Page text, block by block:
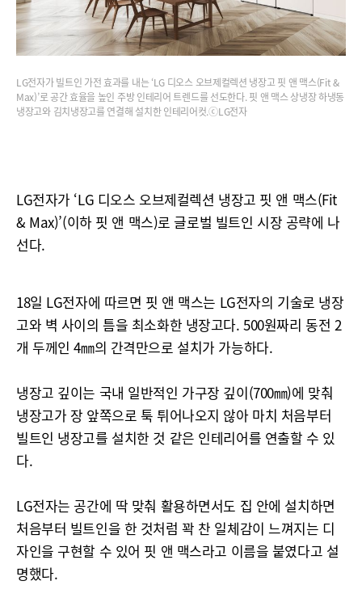
LG전자가 빌트인 가전 효과를 내는 ‘LG 디오스 오브제컬렉션 냉장고 핏 앤 맥스(Fit &
Max)’로 공간 효율을 높인 주방 인테리어 트렌드를 선도한다. 핏 앤 맥스 상냉장 하냉동
냉장고와 김치냉장고를 연결해 설치한 인테리어컷.ⓒLG전자
LG전자가 ‘LG 디오스 오브제컬렉션 냉장고 핏 앤 맥스(Fit
& Max)’(이하 핏 앤 맥스)로 글로벌 빌트인 시장 공략에 나
선다.
18일 LG전자에 따르면 핏 앤 맥스는 LG전자의 기술로 냉장
고와 벽 사이의 틈을 최소화한 냉장고다. 500원짜리 동전 2
개 두께인 4㎜의 간격만으로 설치가 가능하다.
냉장고 깊이는 국내 일반적인 가구장 깊이(700㎜)에 맞춰
냉장고가 장 앞쪽으로 툭 튀어나오지 않아 마치 처음부터
빌트인 냉장고를 설치한 것 같은 인테리어를 연출할 수 있
다.
LG전자는 공간에 딱 맞춰 활용하면서도 집 안에 설치하면
처음부터 빌트인을 한 것처럼 꽉 찬 일체감이 느껴지는 디
자인을 구현할 수 있어 핏 앤 맥스라고 이름을 붙였다고 설
명했다.